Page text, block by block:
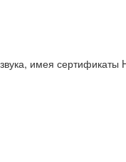
имея